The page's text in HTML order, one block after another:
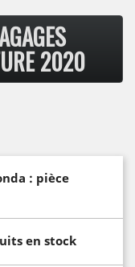
2020
: pièce
en stock